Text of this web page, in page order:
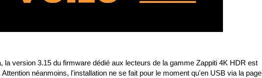
la version 3.15 du firmware dédié aux lecteurs de la gamme Zappiti 4K HDR est
néanmoins, l'installation ne se fait pour le moment qu'en USB via la page